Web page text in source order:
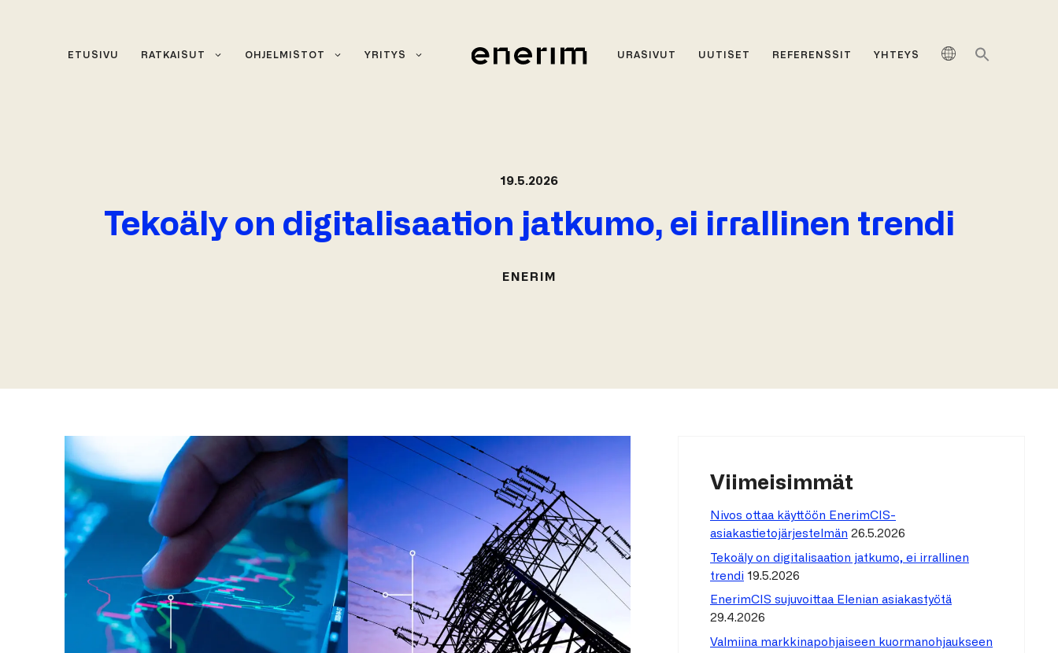
ETUSIVU RATKAISUT OHJELMISTOT YRITYS URASIVUT UUTISET REFERENSSIT YHTEYS
19.5.2026
Tekoäly on digitalisaation jatkumo, ei irrallinen trendi
ENERIM
Viimeisimmät
Nivos ottaa käyttöön EnerimCIS-
asiakastietojärjestelmän 26.5.2026
Tekoäly on digitalisaation jatkumo, ei irrallinen
trendi 19.5.2026
EnerimCIS sujuvoittaa Elenian asiakastyötä
29.4.2026
Valmiina markkinapohjaiseen kuormanohjaukseen